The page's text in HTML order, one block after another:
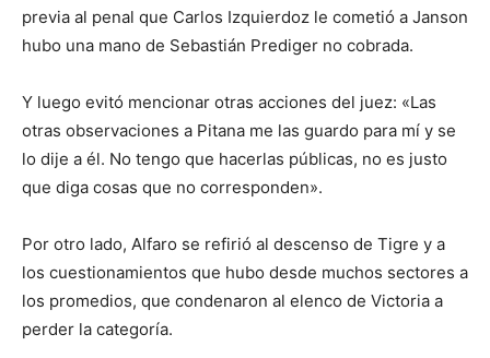
previa al penal que Carlos Izquierdoz le cometió a Janson
hubo una mano de Sebastián Prediger no cobrada.
Y luego evitó mencionar otras acciones del juez: «Las
otras observaciones a Pitana me las guardo para mí y se
lo dije a él. No tengo que hacerlas públicas, no es justo
que diga cosas que no corresponden».
Por otro lado, Alfaro se refirió al descenso de Tigre y a
los cuestionamientos que hubo desde muchos sectores a
los promedios, que condenaron al elenco de Victoria a
perder la categoría.